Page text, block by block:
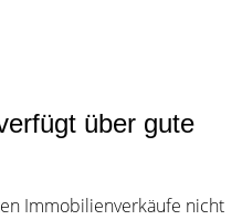
über gute
Immobilienverkäufe nicht